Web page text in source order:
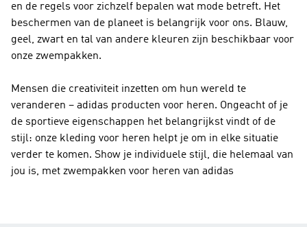
en de regels voor zichzelf bepalen wat mode betreft. Het
beschermen van de planeet is belangrijk voor ons. Blauw,
geel, zwart en tal van andere kleuren zijn beschikbaar voor
onze zwempakken.
Mensen die creativiteit inzetten om hun wereld te
veranderen – adidas producten voor heren. Ongeacht of je
de sportieve eigenschappen het belangrijkst vindt of de
stijl: onze kleding voor heren helpt je om in elke situatie
verder te komen. Show je individuele stijl, die helemaal van
jou is, met zwempakken voor heren van adidas